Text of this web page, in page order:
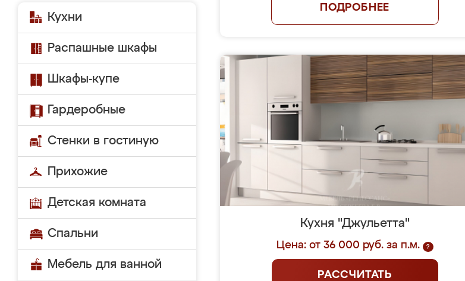
Кухни
Распашные шкафы
Шкафы-купе
Гардеробные
Стенки в гостиную
Прихожие
Детская комната
Спальни
Мебель для ванной
ПОДРОБНЕЕ
Кухня "Джульетта"
Цена: от 36 000 руб. за п.м. ?
РАССЧИТАТЬ